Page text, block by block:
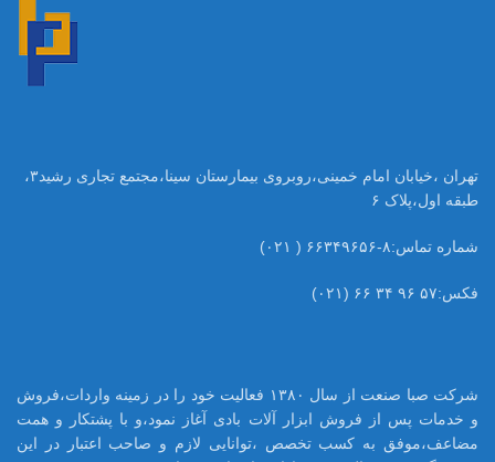
تهران ،خیابان امام خمینی،روبروی بیمارستان سینا،مجتمع تجاری رشید۳،
طبقه اول،پلاک ۶
شماره تماس:۸-۶۶۳۴۹۶۵۶ ( ۰۲۱)
فکس:۵۷ ۹۶ ۳۴ ۶۶ (۰۲۱)
شرکت صبا صنعت از سال ۱۳۸۰ فعالیت خود را در زمینه واردات،فروش
و خدمات پس از فروش ابزار آلات بادی آغاز نمود،و با پشتکار و همت
مضاعف،موفق به کسب تخصص ،توانایی لازم و صاحب اعتبار در این